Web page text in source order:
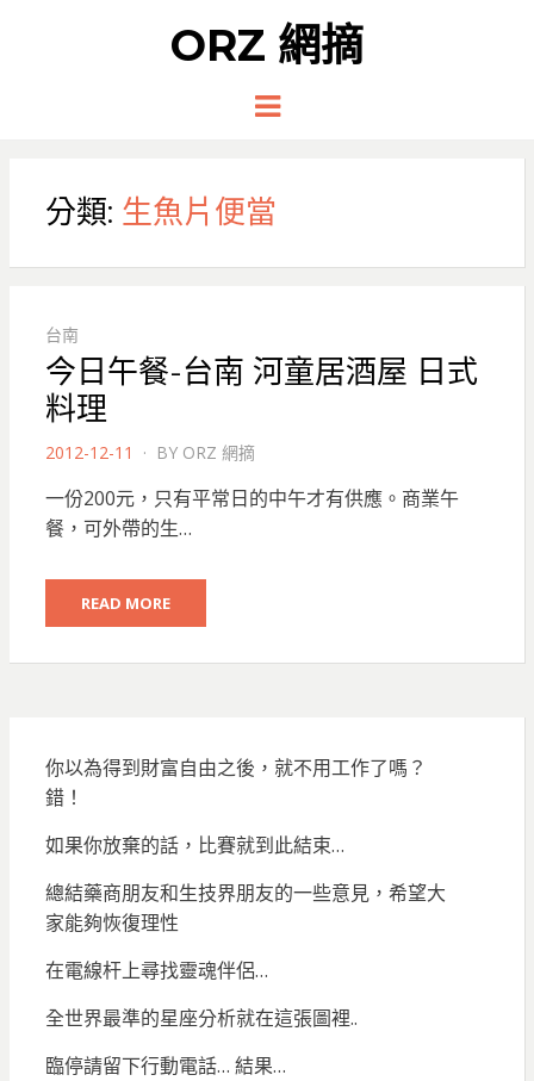
ORZ 網摘
Menu
分類: 生魚片便當
台南
今日午餐-台南 河童居酒屋 日式
料理
POSTED
2012-12-11 BY ORZ 網摘
一份200元，只有平常日的中午才有供應。商業午
餐，可外帶的生…
READ MORE
你以為得到財富自由之後，就不用工作了嗎？
錯！
如果你放棄的話，比賽就到此結束…
總結藥商朋友和生技界朋友的一些意見，希望大
家能夠恢復理性
在電線杆上尋找靈魂伴侶…
全世界最準的星座分析就在這張圖裡..
臨停請留下行動電話… 結果…